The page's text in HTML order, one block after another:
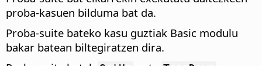
proba-kasuen bilduma bat da.
Proba-suite bateko kasu guztiak Basic modulu
bakar batean biltegiratzen dira.